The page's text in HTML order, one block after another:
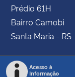
Prédio 61H
Bairro Camobi
Santa Maria - RS
Acesso à
Informação